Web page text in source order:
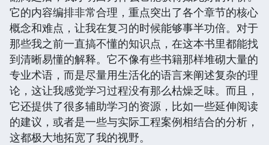
它的内容编排非常合理，重点突出了各个章节的核心
概念和难点，让我在复习的时候能够事半功倍。对于
那些我之前一直搞不懂的知识点，在这本书里都能找
到清晰易懂的解释。它不像有些书籍那样堆砌大量的
专业术语，而是尽量用生活化的语言来阐述复杂的理
论，这让我感觉学习过程没有那么枯燥乏味。而且，
它还提供了很多辅助学习的资源，比如一些延伸阅读
的建议，或者是一些与实际工程案例相结合的分析，
这都极大地拓宽了我的视野。